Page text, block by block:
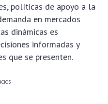
políticas de apoyo a la
en mercados
dinámicas es
informadas y
que se presenten.